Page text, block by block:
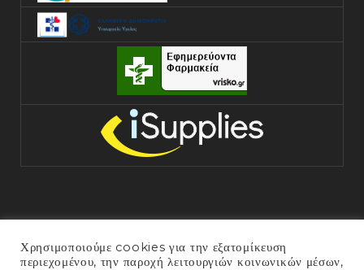
Χρησιμοποιούμε cookies για την εξατομίκευση
περιεχομένου, την παροχή λειτουργιών κοινωνικών μέσων,